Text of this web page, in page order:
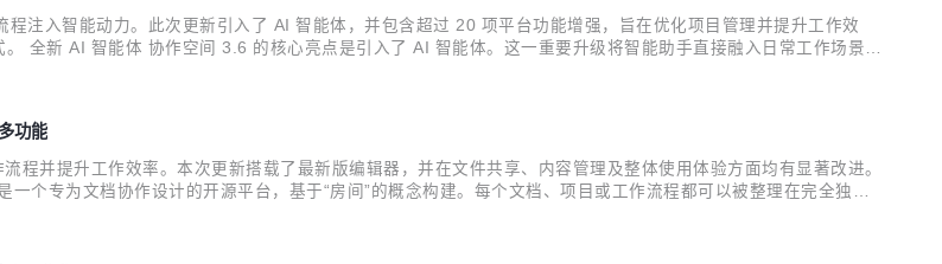
注入智能动力。此次更新引入了 AI 智能体，并包含超过 20 项平台功能增强，旨在优化项目管理并提升工作效
全新 AI 智能体 协作空间 3.6 的核心亮点是引入了 AI 智能体。这一重要升级将智能助手直接融入日常工作场景，
功能
并提升工作效率。本次更新搭载了最新版编辑器，并在文件共享、内容管理及整体使用体验方面均有显著改进。
个专为文档协作设计的开源平台，基于“房间”的概念构建。每个文档、项目或工作流程都可以被整理在完全独立